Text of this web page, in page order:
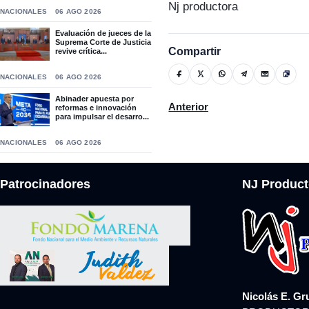
NACIONALES 06 AGO 2026
Evaluación de jueces de la
Suprema Corte de Justicia
revive crítica...
NACIONALES 06 AGO 2026
Abinader apuesta por
reformas e innovación
para impulsar el desarro...
NACIONALES 06 AGO 2026
Nj productora
Compartir
Artículo anterior: El consejo
Anterior
Patrocinadores NJ
Nicolás E.